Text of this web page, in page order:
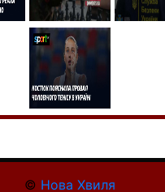
© Нова Хвиля